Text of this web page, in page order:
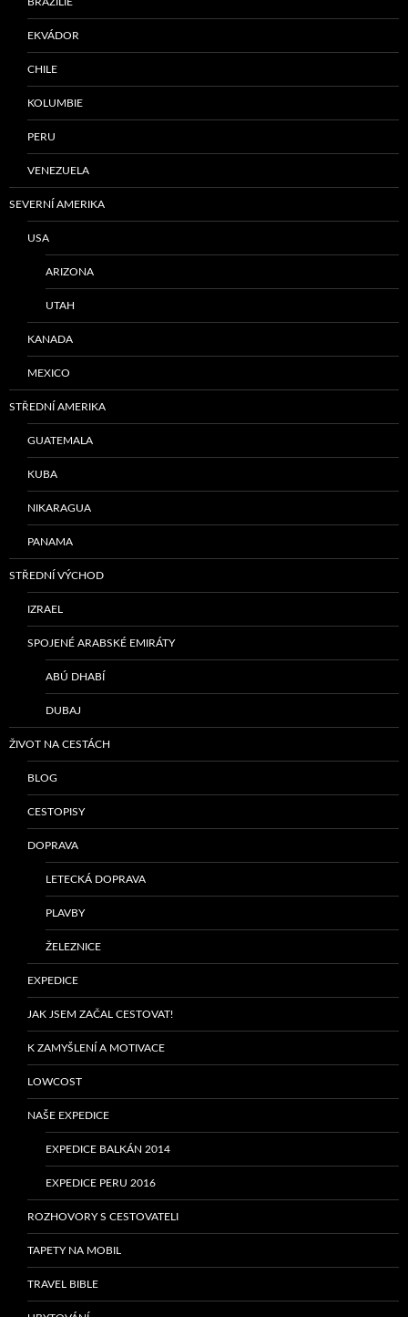
EKVÁDOR
CHILE
KOLUMBIE
PERU
VENEZUELA
SEVERNÍ AMERIKA
USA
ARIZONA
UTAH
KANADA
MEXICO
STŘEDNÍ AMERIKA
GUATEMALA
KUBA
NIKARAGUA
PANAMA
STŘEDNÍ VÝCHOD
IZRAEL
SPOJENÉ ARABSKÉ EMIRÁTY
ABÚ DHABÍ
DUBAJ
ŽIVOT NA CESTÁCH
BLOG
CESTOPISY
DOPRAVA
LETECKÁ DOPRAVA
PLAVBY
ŽELEZNICE
EXPEDICE
JAK JSEM ZAČAL CESTOVAT!
K ZAMYŠLENÍ A MOTIVACE
LOWCOST
NAŠE EXPEDICE
EXPEDICE BALKÁN 2014
EXPEDICE PERU 2016
ROZHOVORY S CESTOVATELI
TAPETY NA MOBIL
TRAVEL BIBLE